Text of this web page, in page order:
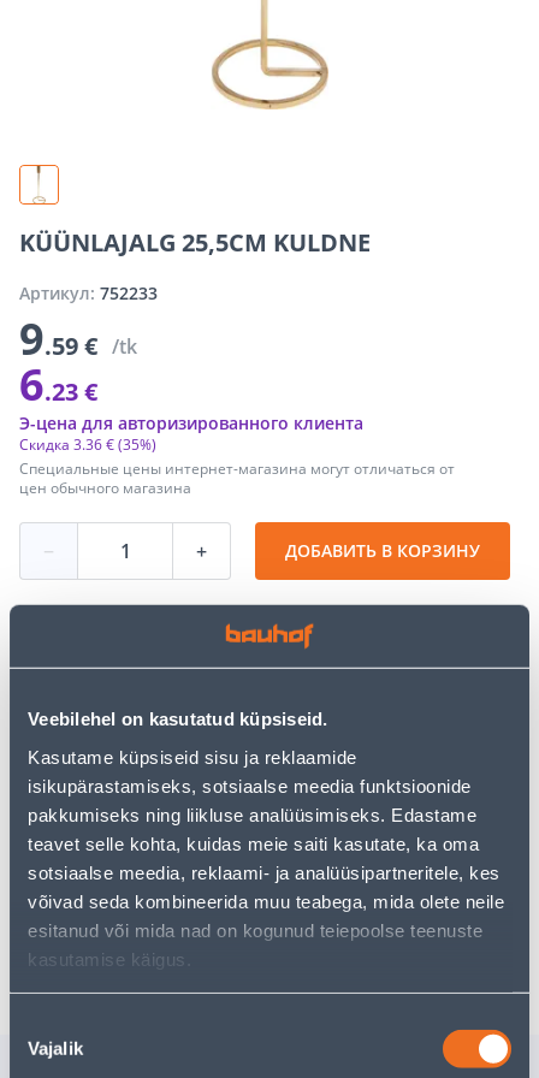
Veebilehel on kasutatud küpsiseid.
Kasutame küpsiseid sisu ja reklaamide
isikupärastamiseks, sotsiaalse meedia funktsioonide
pakkumiseks ning liikluse analüüsimiseks. Edastame
teavet selle kohta, kuidas meie saiti kasutate, ka oma
sotsiaalse meedia, reklaami- ja analüüsipartneritele, kes
võivad seda kombineerida muu teabega, mida olete neile
esitanud või mida nad on kogunud teiepoolse teenuste
kasutamise käigus.
valik
Vajalik
KÜÜNLAJALG 25,5CM KULDNE
Артикул: 752233
9.59 € /tk
6.23 €
Специальные цены интернет-магазина могут отличаться от
цен обычного магазина
Скидка 3.36 €(35%)
Э-цена для авторизированного клиента
− + ДОБАВИТЬ В КОРЗИНУ
• 14-päevane tagastusõigus.
Предполагаемая доставка 3,69 € от 2-5 tööpäeva
Посылочный автомат от 2,29 € с 2-5 tööpäeva
Забрать в магазине, с 06.08.2026